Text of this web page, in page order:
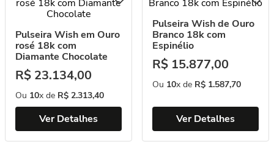
Pulseira Wish em Ouro
rosé 18k com
Diamante Chocolate
R$ 23.134,00
Ou 10x de R$ 2.313,40
Ver Detalhes
Pulseira Wish de Ouro
Branco 18k com
Espinélio
R$ 15.877,00
Ou 10x de R$ 1.587,70
Ver Detalhes